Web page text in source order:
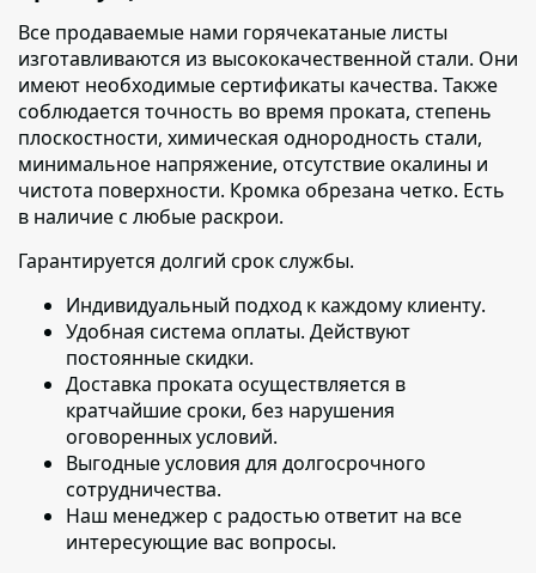
Все продаваемые нами горячекатаные листы
изготавливаются из высококачественной стали. Они
имеют необходимые сертификаты качества. Также
соблюдается точность во время проката, степень
плоскостности, химическая однородность стали,
минимальное напряжение, отсутствие окалины и
чистота поверхности. Кромка обрезана четко. Есть
в наличие с любые раскрои.
Гарантируется долгий срок службы.
Индивидуальный подход к каждому клиенту.
Удобная система оплаты. Действуют
постоянные скидки.
Доставка проката осуществляется в
кратчайшие сроки, без нарушения
оговоренных условий.
Выгодные условия для долгосрочного
сотрудничества.
Наш менеджер с радостью ответит на все
интересующие вас вопросы.